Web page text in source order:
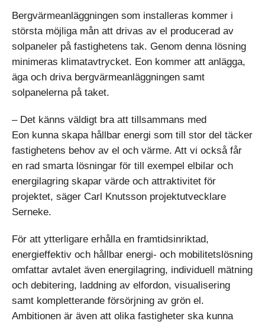
Bergvärmeanläggningen som installeras kommer i
största möjliga mån att drivas av el producerad av
solpaneler på fastighetens tak. Genom denna lösning
minimeras klimatavtrycket. Eon kommer att anlägga,
äga och driva bergvärmeanläggningen samt
solpanelerna på taket.
– Det känns väldigt bra att tillsammans med
Eon kunna skapa hållbar energi som till stor del täcker
fastighetens behov av el och värme. Att vi också får
en rad smarta lösningar för till exempel elbilar och
energilagring skapar värde och attraktivitet för
projektet, säger Carl Knutsson projektutvecklare
Serneke.
För att ytterligare erhålla en framtidsinriktad,
energieffektiv och hållbar energi- och mobilitetslösning
omfattar avtalet även energilagring, individuell mätning
och debitering, laddning av elfordon, visualisering
samt kompletterande försörjning av grön el.
Ambitionen är även att olika fastigheter ska kunna